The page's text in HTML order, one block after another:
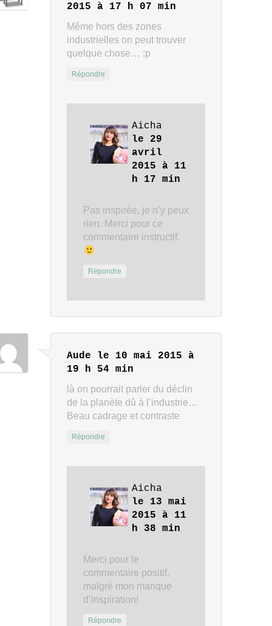
2015 à 17 h 07 min
Même hors des zones
industrielles on peut trouver
quelque chose… :p
Répondre
Aicha
le 29
avril
2015 à 11
h 17 min
Pas inspirée, je n’y peux
rien. Merci pour ce
commentaire instructif.
Répondre
Aude
le 10 mai 2015 à
19 h 54 min
là on pourrait parler du déclin
de la planète dû à l’industrie…
Beau cadrage et contraste
Répondre
Aicha
le 13 mai
2015 à 11
h 38 min
Merci pour le
commentaire positif,
malgré mon manque
d’inspiration!
Répondre